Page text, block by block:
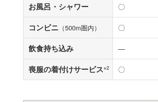
お風呂・シャワー 〇
コンビニ （500m圏内） 〇
飲食持ち込み ―
喪服の着付けサービス※2 〇